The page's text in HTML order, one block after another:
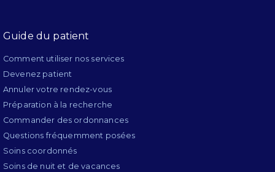
Guide du patient
Comment utiliser nos services
Devenez patient
Annuler votre rendez-vous
Préparation à la recherche
Commander des ordonnances
Questions fréquemment posées
Soins coordonnés
Soins de nuit et de vacances